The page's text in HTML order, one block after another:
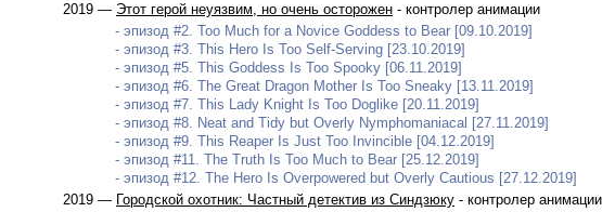
2019 — Этот герой неуязвим, но очень осторожен - контролер анимации
- эпизод #2. Too Much for a Novice Goddess to Bear [09.10.2019]
- эпизод #3. This Hero Is Too Self-Serving [23.10.2019]
- эпизод #5. This Goddess Is Too Spooky [06.11.2019]
- эпизод #6. The Great Dragon Mother Is Too Sneaky [13.11.2019]
- эпизод #7. This Lady Knight Is Too Doglike [20.11.2019]
- эпизод #8. Neat and Tidy but Overly Nymphomaniacal [27.11.2019]
- эпизод #9. This Reaper Is Just Too Invincible [04.12.2019]
- эпизод #11. The Truth Is Too Much to Bear [25.12.2019]
- эпизод #12. The Hero Is Overpowered but Overly Cautious [27.12.2019]
2019 — Городской охотник: Частный детектив из Синдзюку - контролер анимации